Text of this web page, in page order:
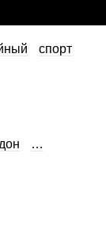
спорт
…